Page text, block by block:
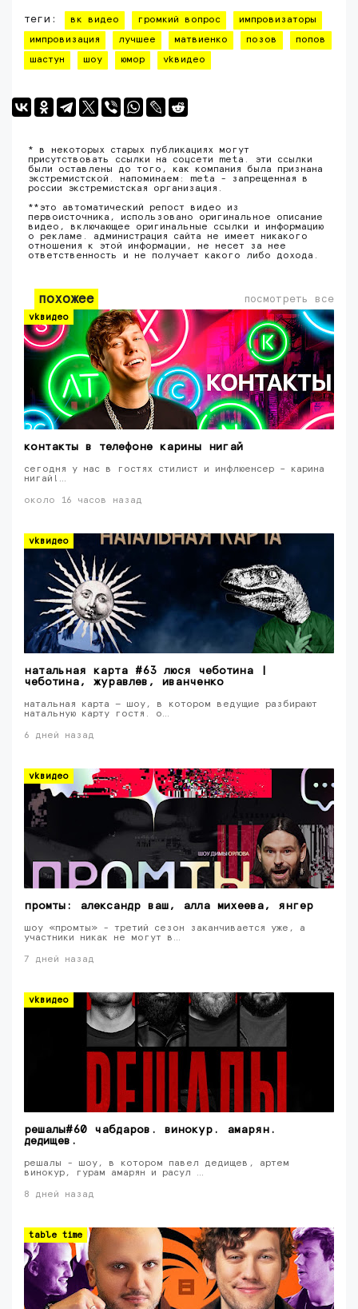
теги: вк видео громкий вопрос импровизаторы
импровизация лучшее матвиенко позов попов
шастун шоу юмор vkвидео
* в некоторых старых публикациях могут
присутствовать ссылки на соцсети meta. эти ссылки
были оставлены до того, как компания была признана
экстремистской. напоминаем: meta - запрещенная в
россии экстремистская организация.
**это автоматический репост видео из
первоисточника, использовано оригинальное описание
видео, включающее оригинальные ссылки и информацию
о рекламе. администрация сайта не имеет никакого
отношения к этой информации, не несет за нее
ответственность и не получает какого либо дохода.
похожее посмотреть все
vkвидео
контакты в телефоне карины нигай
сегодня у нас в гостях стилист и инфлюенсер – карина
нигай!…
около 16 часов назад
vkвидео
натальная карта #63 люся чеботина |
чеботина, журавлев, иванченко
натальная карта — шоу, в котором ведущие разбирают
натальную карту гостя. о…
6 дней назад
vkвидео
промты: александр ваш, алла михеева, янгер
шоу «промты» - третий сезон заканчивается уже, а
участники никак не могут в…
7 дней назад
vkвидео
решалы#60 чабдаров. винокур. амарян.
дедищев.
решалы - шоу, в котором павел дедищев, артем
винокур, гурам амарян и расул …
8 дней назад
table time